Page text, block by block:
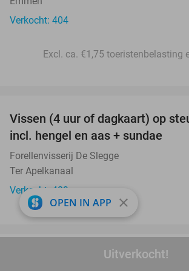
Uitverkocht!
Verkocht: 404
Excl. ca. €1,75 toeristenbelasting
Vissen (4 uur of dagkaart) op
incl. hengel en aas + sundae
Forellenvisserij De Slegge
Ter Apelkanaal
Verkocht: 489
Midweek of weekend (3-6
OPEN IN APP close